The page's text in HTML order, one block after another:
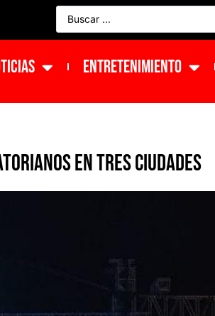
ENTRETENIMIENTO
en tres ciudades